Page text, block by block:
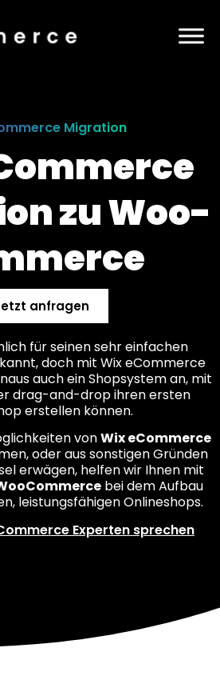
Migration
zu Woo­
anfragen
für seinen sehr einfachen
doch mit Wix eCommerce
auch ein Shopsystem an, mit
drag-and-drop ihren ersten
erstellen können.
vonWix eCommerce
oder aus sonstigen Gründen
erwägen, helfen wir Ihnen mit
bei dem Aufbau
leistungsfähigen Onlineshops.
Experten sprechen